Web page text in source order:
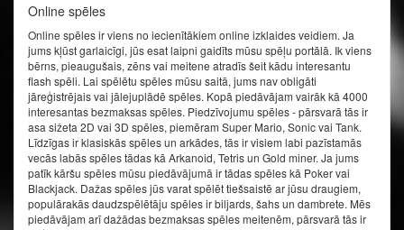
Online spēles
Online spēles ir viens no iecienītākiem online izklaides veidiem. Ja
jums kļūst garlaicīgi, jūs esat laipni gaidīts mūsu spēļu portālā. Ik viens
bērns, pieaugušais, zēns vai meitene atradīs šeit kādu interesantu
flash spēli. Lai spēlētu spēles mūsu saitā, jums nav obligāti
jāreģistrējais vai jālejuplādē spēles. Kopā piedāvājam vairāk kā 4000
interesantas bezmaksas spēles. Piedzīvojumu spēles - pārsvarā tās ir
asa sižeta 2D vai 3D spēles, piemēram Super Mario, Sonic vai Tank.
Līdzīgas ir klasiskās spēles un arkādes, tās ir visiem labi pazīstamās
vecās labās spēles tādas kā Arkanoid, Tetris un Gold miner. Ja jums
patīk kāršu spēles mūsu piedāvājumā ir tādas spēles kā Poker vai
Blackjack. Dažas spēles jūs varat spēlēt tiešsaistē ar jūsu draugiem,
populārakās daudzspēlētāju spēles ir biljards, šahs un dambrete. Mēs
piedāvājam arī dažādas bezmaksas spēles meitenēm, pārsvarā tās ir